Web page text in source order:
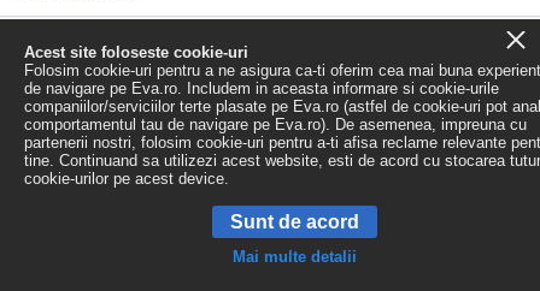
Ordonare dupa:
Popularitate|Alfabetic (A-Z)|Alfabetic (Z-A)
Acest site foloseste cookie-uri
Folosim cookie-uri pentru a ne asigura ca-ti oferim cea mai buna
de navigare pe Eva.ro. Includem in aceasta informare si cookie-urile
companiilor/serviciilor terte plasate pe Eva.ro (astfel de cookie-uri pot
comportamentul tau de navigare pe Eva.ro). De asemenea, impreuna cu
partenerii nostri, folosim cookie-uri pentru a-ti afisa reclame relevante
tine. Continuand sa utilizezi acest website, esti de acord cu stocarea
cookie-urilor pe acest device.
Sunt de acord
Mai multe detalii